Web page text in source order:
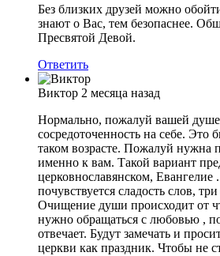
Без близких друзей можно
знают о Вас, тем безопаснее.
Пресвятой Девой.
Ответить
Виктор 2 месяца назад
Нормально, пожалуй вашей
сосредоточенность на себе. Это
таком возрасте. Пожалуй нужна
именно к вам. Такой вариант
церковнославянском, Евангелие
почувствуется сладость слов,
Очищение души происходит от
нужно обращаться с любовью ,
отвечает. Будут замечать и
церкви как праздник. Чтобы не